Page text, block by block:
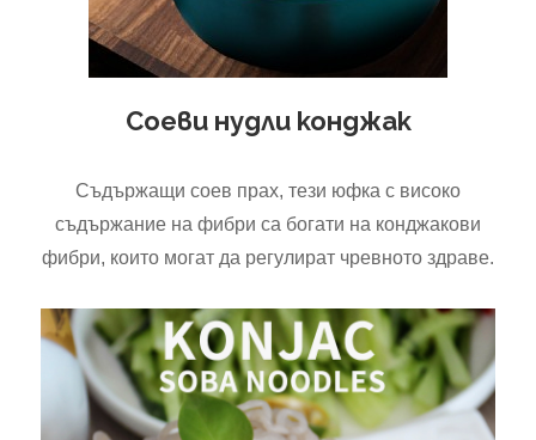
Соеви нудли конджак
Съдържащи соев прах, тези юфка с високо
съдържание на фибри са богати на конджакови
фибри, които могат да регулират чревното здраве.